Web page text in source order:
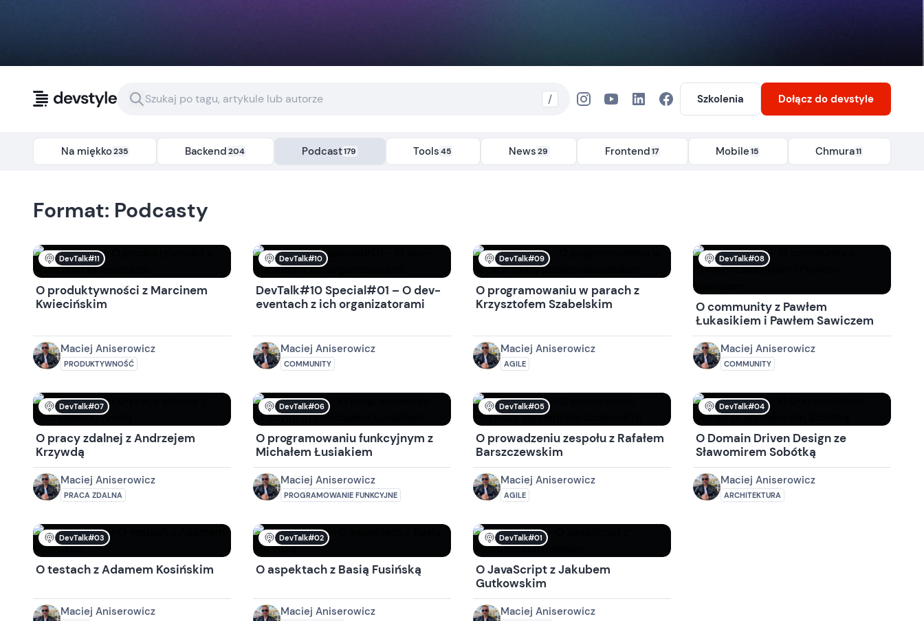
/ Szkolenia Dołącz do devstyle
Na miękko235 Backend204 Podcast179 Tools 45 News29 Frontend17 Mobile15 Chmura11
Format: Podcasty
DevTalk#11
O produktywności z Marcinem
Kwiecińskim
Maciej Aniserowicz
PRODUKTYWNOŚĆ
DevTalk#10
DevTalk#10 Special#01 – O dev-
eventach z ich organizatorami
Maciej Aniserowicz
COMMUNITY
DevTalk#09
O programowaniu w parach z
Krzysztofem Szabelskim
Maciej Aniserowicz
AGILE
DevTalk#08
O community z Pawłem
Łukasikiem i Pawłem Sawiczem
Maciej Aniserowicz
COMMUNITY
DevTalk#07
O pracy zdalnej z Andrzejem
Krzywdą
Maciej Aniserowicz
PRACA ZDALNA
DevTalk#06
O programowaniu funkcyjnym z
Michałem Łusiakiem
Maciej Aniserowicz
PROGRAMOWANIE FUNKCYJNE
DevTalk#05
O prowadzeniu zespołu z Rafałem
Barszczewskim
Maciej Aniserowicz
AGILE
DevTalk#04
O Domain Driven Design ze
Sławomirem Sobótką
Maciej Aniserowicz
ARCHITEKTURA
DevTalk#03
O testach z Adamem Kosińskim
Maciej Aniserowicz
DevTalk#02
O aspektach z Basią Fusińską
Maciej Aniserowicz
DevTalk#01
O JavaScript z Jakubem
Gutkowskim
Maciej Aniserowicz